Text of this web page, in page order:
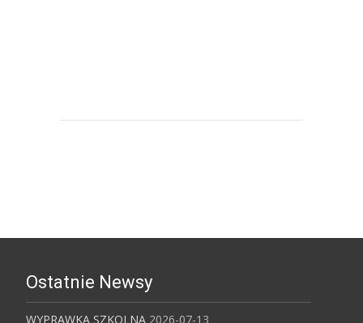
Ostatnie Newsy
WYPRAWKA SZKOLNA 2026-07-13